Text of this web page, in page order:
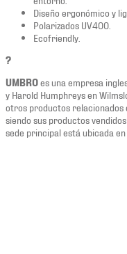
Diseño ergonómico y
Polarizados UV400.
Ecofriendly.
?
UMBROes una empresa
y Harold Humphreys en
otros productos relacionados
siendo sus productos
sede principal está ubicada